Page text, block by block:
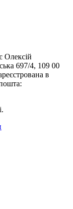
Олексій
697/4, 109 00
в